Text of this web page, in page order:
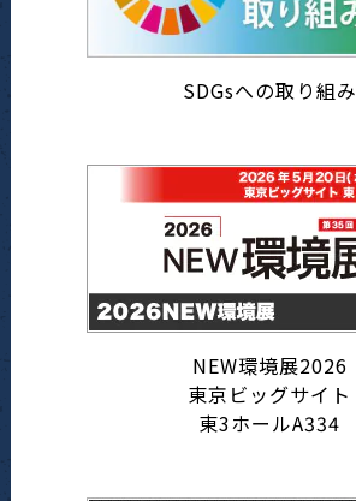
SDGsへの取り組み
NEW環境展2026
東京ビッグサイト
東3ホールA334